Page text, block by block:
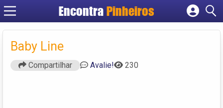
EncontraPinheiros
Cadastrar empresa
Baby Line
Compartilhar Avalie! 230